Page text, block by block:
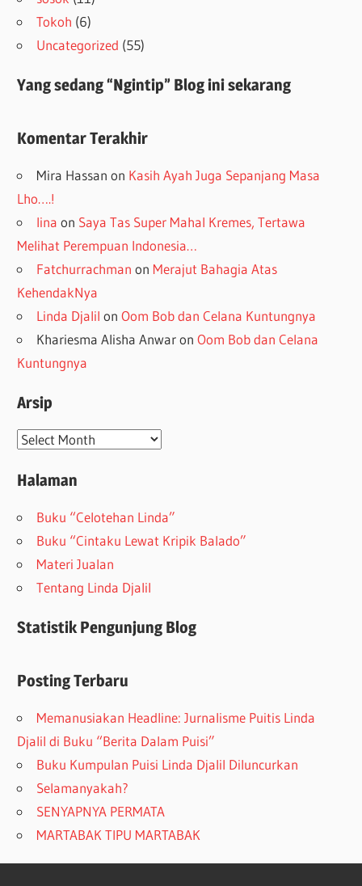
Tokoh (6)
Uncategorized (55)
Yang sedang “Ngintip” Blog ini sekarang
Komentar Terakhir
Mira Hassan on Kasih Ayah Juga Sepanjang Masa
Lho….!
lina on Saya Tas Super Mahal Kremes, Tertawa
Melihat Perempuan Indonesia…
Fatchurrachman on Merajut Bahagia Atas
KehendakNya
Linda Djalil onOom Bob dan Celana Kuntungnya
Khariesma Alisha AnwaronOom Bob dan Celana
Kuntungnya
Arsip
Arsip
Halaman
Buku “Celotehan Linda”
Buku “Cintaku Lewat Kripik Balado”
Materi Jualan
Tentang Linda Djalil
Statistik Pengunjung Blog
Posting Terbaru
Memanusiakan Headline: Jurnalisme Puitis Linda
Djalil di Buku “Berita Dalam Puisi”
Buku Kumpulan Puisi Linda Djalil Diluncurkan
Selamanyakah?
SENYAPNYA PERMATA
MARTABAK TIPU MARTABAK